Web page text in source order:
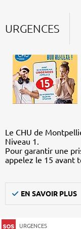
URGENCES
Le CHU de
Niveau 1.
Pour garantir une
appelez le 15 avant
EN SAVOIR PLUS
URGENCES